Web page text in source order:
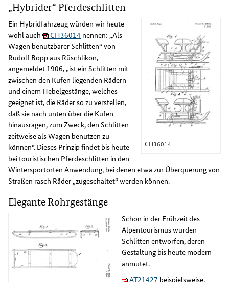
„Hybrider“ Pferdeschlitten
CH36014
Ein Hybridfahrzeug würden wir heute
wohl auch
CH36014 nennen: „Als
Wagen benutzbarer Schlitten“ von
Rudolf Bopp aus Rüschlikon,
angemeldet 1906, „ist ein Schlitten mit
zwischen den Kufen liegenden Rädern
und einem Hebelgestänge, welches
geeignet ist, die Räder so zu verstellen,
daß sie nach unten über die Kufen
hinausragen, zum Zweck, den Schlitten
zeitweise als Wagen benutzen zu
können“. Dieses Prinzip findet bis heute
bei touristischen Pferdeschlitten in den
Wintersportorten Anwendung, bei denen etwa zur Überquerung von
Straßen rasch Räder „zugeschaltet“ werden können.
Elegante Rohrgestänge
Schon in der Frühzeit des
Alpentourismus wurden
Schlitten entworfen, deren
Gestaltung bis heute modern
anmutet.
AT21427 beispielsweise,